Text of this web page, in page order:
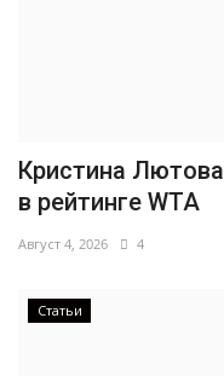
Кристина
в рейтинге WTA
Август 4, 2026 4
Статьи